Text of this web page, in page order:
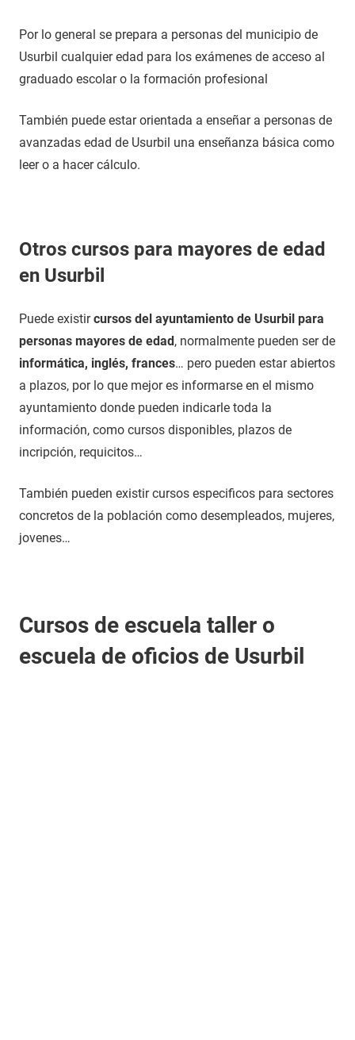
Por lo general se prepara a personas del municipio de
Usurbil cualquier edad para los exámenes de acceso al
graduado escolar o la formación profesional
También puede estar orientada a enseñar a personas de
avanzadas edad de Usurbil una enseñanza básica como
leer o a hacer cálculo.
Otros cursos para mayores de edad
en Usurbil
Puede existircursos del ayuntamiento de Usurbil para
personas mayores de edad, normalmente pueden ser de
informática, inglés, frances… pero pueden estar abiertos
a plazos, por lo que mejor es informarse en el mismo
ayuntamiento donde pueden indicarle toda la
información, como cursos disponibles, plazos de
incripción, requicitos…
También pueden existir cursos especificos para sectores
concretos de la población como desempleados, mujeres,
jovenes…
Cursos de escuela taller o
escuela de oficios de Usurbil